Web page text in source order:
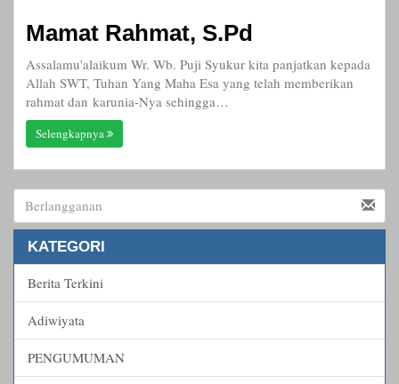
Mamat Rahmat, S.Pd
Assalamu'alaikum Wr. Wb. Puji Syukur kita panjatkan kepada
Allah SWT, Tuhan Yang Maha Esa yang telah memberikan
rahmat dan karunia-Nya sehingga…
Selengkapnya
KATEGORI
Berita Terkini
Adiwiyata
PENGUMUMAN